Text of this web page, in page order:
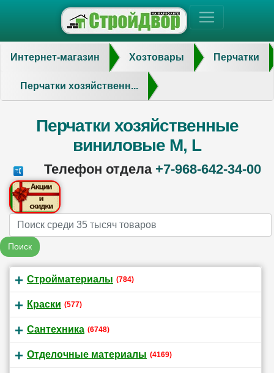
Интернет-магазин Хозтовары Перчатки
Перчатки хозяйственн...
Перчатки хозяйственные
виниловые M, L
Телефон отдела +7-968-642-34-00
Name
Поиск
Стройматериалы (784)
Краски (577)
Сантехника (6748)
Отделочные материалы (4169)